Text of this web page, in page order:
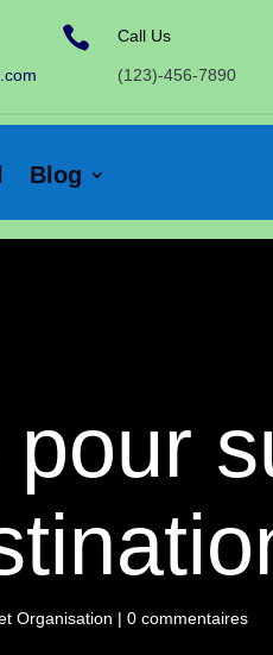
 Call Us
(123)-456-7890
Blog
Organisation |0 commentaires